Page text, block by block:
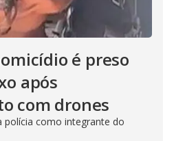
é preso
após
com drones
polícia como integrante do